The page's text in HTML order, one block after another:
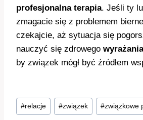
profesjonalna terapia. Jeśli ty
zmagacie się z problemem
czekajcie, aż sytuacja się
nauczyć się zdrowego
by związek mógł być źródłem
Tagi
wpisu:
#relacje #związek #związkowe